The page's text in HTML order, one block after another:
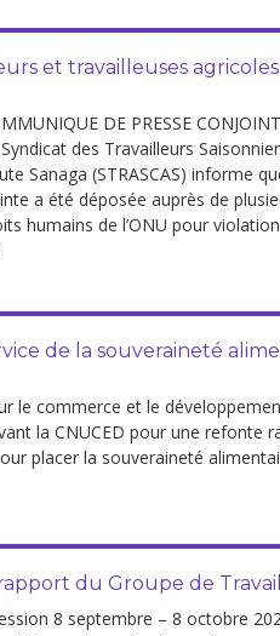
STN
Argentine
Bolivie
Cuba
Espagne
France
l’ONU
Publications droits
humains
Diffusion librairies
et travailleuses
DE PRESSE
des Travailleurs
Sanaga (STRASCAS) informe
a été déposée auprès de
humains de l’ONU pour
de la souveraineté
le commerce et le
la CNUCED pour une refonte
placer la souveraineté
du Groupe de
8 septembre – 8 octobre